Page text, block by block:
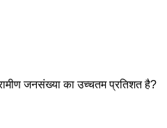
जनसंख्या का उच्चतम प्रतिशत है?